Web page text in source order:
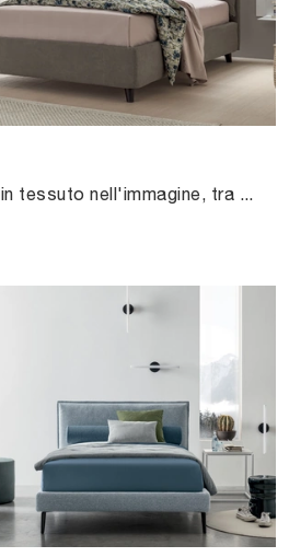
Il letto singolo River in tessuto nell'immagine, tra i modelli con contenitore moderni di V&Nice, è pensato per garantire il sonno più profondo.